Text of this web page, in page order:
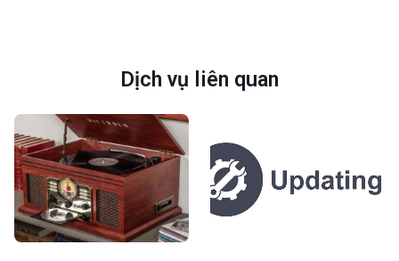
Dịch vụ liên quan